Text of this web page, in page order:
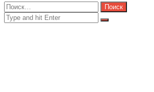
Close
Найти:
Close
Search